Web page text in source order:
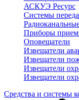
АСКУЭ Ресурс
Системы
Приборы
Оповещатели
Извещатели
Извещатели
Извещатели
Извещатели
Средства и системы